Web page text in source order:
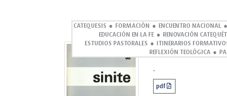
CATEQUESIS FORMACIÓN ENCUENTRO NACIONAL
EDUCACIÓN EN LA FE
RENOVACIÓN
ESTUDIOS PASTORALES
ITINERARIOS
REFLEXIÓN TEOLÓGICA
Abstract
.
pdf